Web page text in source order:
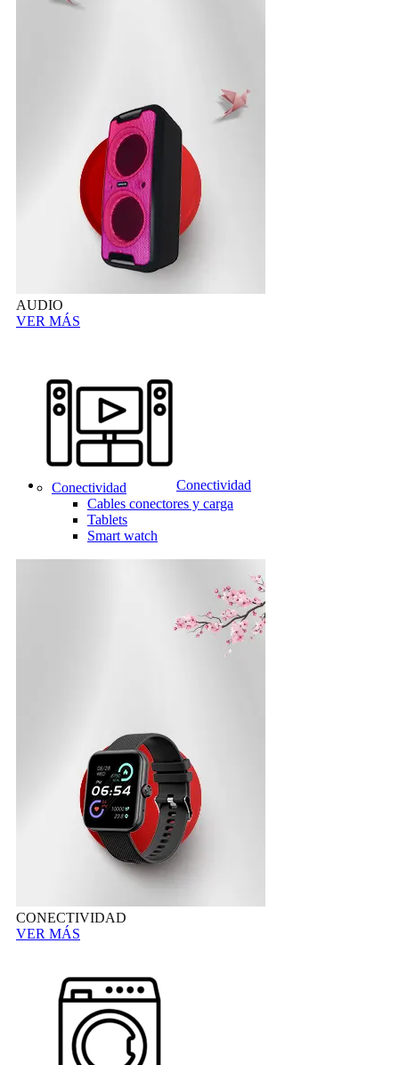
AUDIO
VER MÁS
Conectividad
Conectividad
Cables conectores y carga
Tablets
Smart watch
CONECTIVIDAD
VER MÁS